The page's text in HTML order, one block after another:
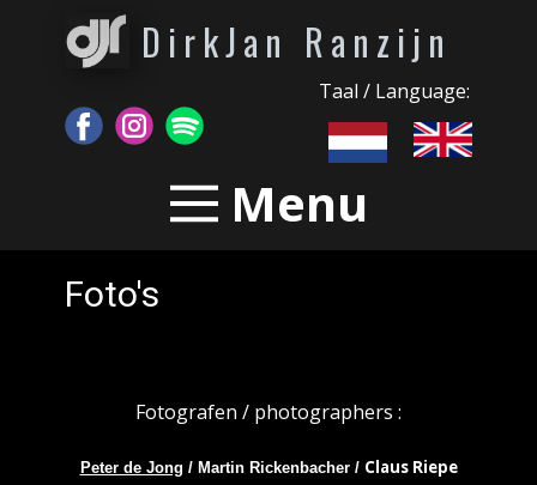
DirkJan Ranzijn
Taal / Language:
Menu
Foto's
Fotografen / photographers :
Peter de Jong / Martin Rickenbacher / Claus Riepe